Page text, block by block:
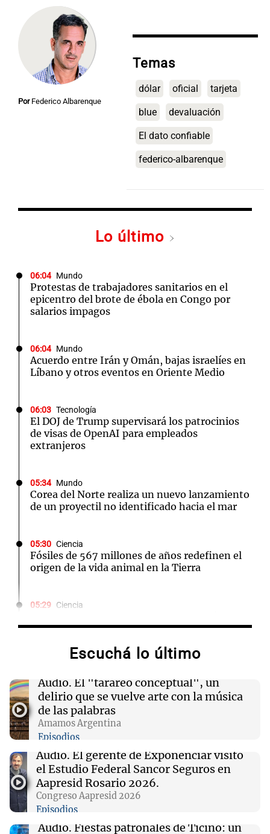
Por Federico Albarenque
Temas
dólar oficial tarjeta
blue devaluación
El dato confiable
federico-albarenque
Lo último
06:04 Mundo
Protestas de trabajadores sanitarios en el
epicentro del brote de ébola en Congo por
salarios impagos
06:04 Mundo
Acuerdo entre Irán y Omán, bajas israelíes en
Líbano y otros eventos en Oriente Medio
06:03 Tecnología
El DOJ de Trump supervisará los patrocinios
de visas de OpenAI para empleados
extranjeros
05:34 Mundo
Corea del Norte realiza un nuevo lanzamiento
de un proyectil no identificado hacia el mar
05:30 Ciencia
Fósiles de 567 millones de años redefinen el
origen de la vida animal en la Tierra
05:29 Ciencia
87 años con una fórmula sorprendentemente
04:00 Deportes
Boca Juniors y Vélez se enfrentan en la Copa
Argentina: fecha y detalles del partido
03:24 Mundo
Allanamiento policial en Starbucks de Corea
del Sur por campaña que rememoró masacre
de Gwangju
03:00 Deportes
Racing se mide ante Belgrano en la Copa
Escuchá lo último
Audio. El "tarareo conceptual", un
delirio que se vuelve arte con la música
de las palabras
Amamos Argentina
Episodios
Audio. El gerente de Exponenciar visitó
el Estudio Federal Sancor Seguros en
Aapresid Rosario 2026.
Congreso Aapresid 2026
Episodios
Audio. Fiestas patronales de Ticino: un